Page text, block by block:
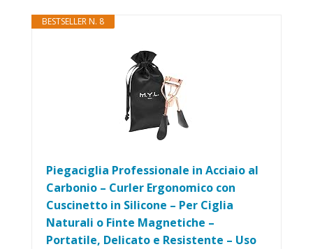
BESTSELLER N. 8
Piegaciglia Professionale in Acciaio al
Carbonio – Curler Ergonomico con
Cuscinetto in Silicone – Per Ciglia
Naturali o Finte Magnetiche –
Portatile, Delicato e Resistente – Uso